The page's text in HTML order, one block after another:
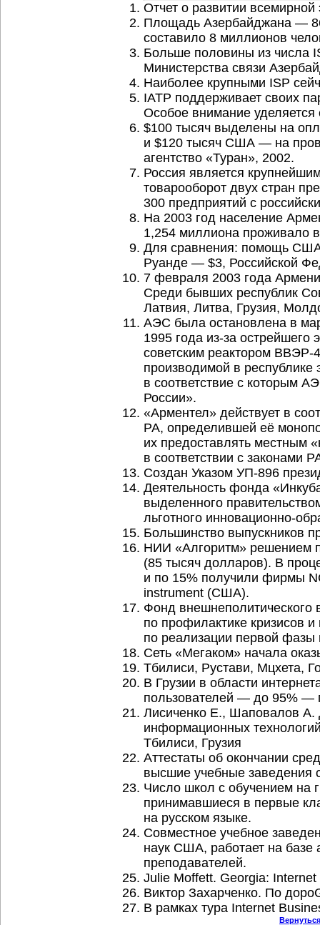
Отчет о развитии
Площадь Азербайджана —
составило 8 миллионов
Больше половины из числа
Министерства связи
Наиболее крупными ISP
IATP поддерживает своих
Особое внимание
$100 тысяч выделены на
и $120 тысяч США — на
агентство «Туран», 2002.
Россия является
товарооборот двух стран
300 предприятий с
На 2003 год население
1,254 миллиона проживало
Для сравнения: помощь США
Руанде — $3, Российской
7 февраля 2003 года
Среди бывших республик
Латвия, Литва, Грузия,
АЭС была остановлена в
1995 года из-за острейшего
советским реактором ВВЭР-
производимой в республике
в соответствие с которым
России».
«Арментел» действует в
РА, определившей её
их предоставлять местным
в соответствии с законами
Создан Указом УП-896
Деятельность фонда
выделенного
льготного инновационно-
Большинство выпускников
НИИ «Алгоритм» решением
(85 тысяч долларов). В
и по 15% получили фирмы
instrument (США).
Фонд
по профилактике кризисов
по реализации первой фазы
Сеть «Мегаком» начала
Тбилиси, Рустави, Мцхета,
В Грузии в области
пользователей — до 95% —
Лисиченко Е., Шаповалов А.
информационных
Тбилиси, Грузия
Аттестаты об окончании
высшие учебные заведения
Число школ с обучением на
принимавшиеся в первые
на русском языке.
Совместное учебное
наук США, работает на базе
преподавателей.
Julie Moffett. Georgia:
Виктор Захарченко. По
В рамках тура Internet